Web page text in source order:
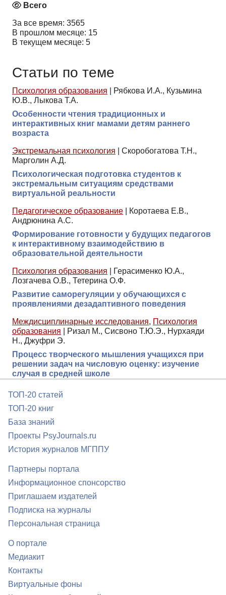
Всего
За все время: 3565
В прошлом месяце: 15
В текущем месяце: 5
Статьи по теме
Психология образования
Рябкова И.А., Кузьмина
Ю.В., Лыкова Т.А.
Особенности чтения традиционных и
интерактивных книг мамами детям раннего
возраста
Экстремальная психология
Скоробогатова Т.Н.,
Марголин А.Д.
Психологическая подготовка студентов к
экстремальным ситуациям средствами
виртуальной реальности
Педагогическое образование
Коротаева Е.В.,
Андрюнина А.С.
Формирование готовности у будущих педагогов
к интерактивному взаимодействию в
образовательной деятельности
Психология образования
Герасименко Ю.А.,
Лозгачева О.В., Тетерина О.Ф.
Развитие саморегуляции у обучающихся с
проявлениями дезадаптивного поведения
Междисциплинарные исследования, Психология
образования
Ризал М., Сисвоно Т.Ю.Э., Нурхаяди
Н., Джуфри Э.
Процесс творческого мышления учащихся при
решении задач на числовую оценку: изучение
случая в средней школе
ТОП-20 статей
ТОП-20 книг
База знаний
Проекты PsyJournals.ru
История журналов МГППУ
Партнеры портала
Информационное спонсорство
Приглашаем издателей
Подписка на журналы
Персональная страница
О портале
Медиакит
Контакты
Виртуальные фоны